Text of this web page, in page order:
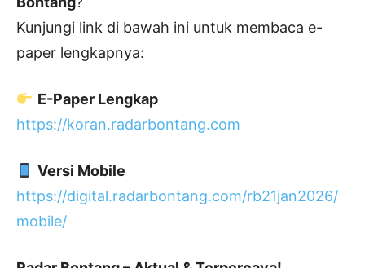
Kunjungi link di bawah ini untuk membaca e-
paper lengkapnya:
E-Paper Lengkap
https://koran.radarbontang.com
Versi Mobile
https://digital.radarbontang.com/rb21jan2026/
mobile/